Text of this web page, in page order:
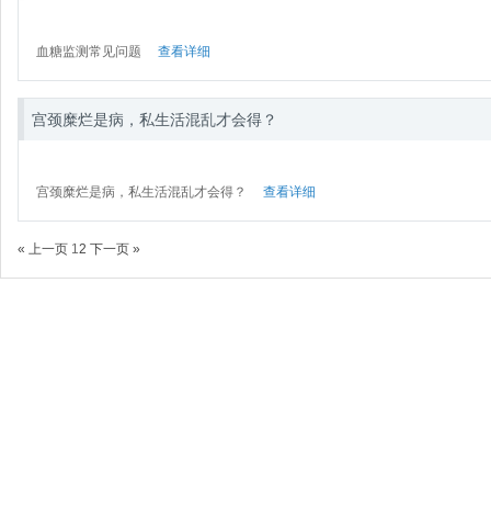
血糖监测常见问题 查看详细
宫颈糜烂是病，私生活混乱才会得？
宫颈糜烂是病，私生活混乱才会得？ 查看详细
« 上一页 12 下一页 »